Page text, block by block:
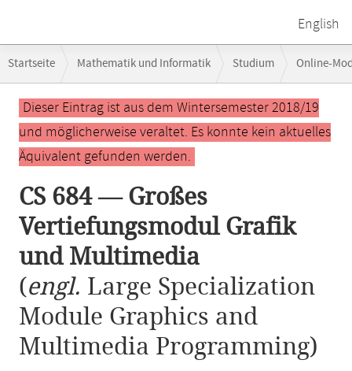
English
Navigation
Startseite Mathematik und Informatik Studium Online-
CS 684 — Großes Vertiefungsmodul Grafik und Multimedia
Hauptinhalt
Dieser Eintrag ist aus dem Wintersemester 2018/19
und möglicherweise veraltet. Es konnte kein aktuelles
Äquivalent gefunden werden.
CS 684 — Großes
Vertiefungsmodul Grafik
und Multimedia
(engl. Large Specialization
Module Graphics and
Multimedia Programming)